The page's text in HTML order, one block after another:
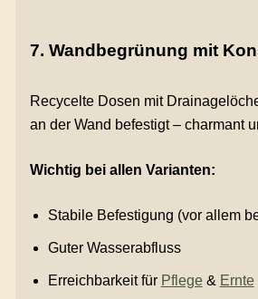
7. Wandbegrünung mit
Recycelte Dosen mit
an der Wand befestigt – charmant
Wichtig bei allen Varianten:
Stabile Befestigung (vor allem
Guter Wasserabfluss
Erreichbarkeit für Pflege& Ernte